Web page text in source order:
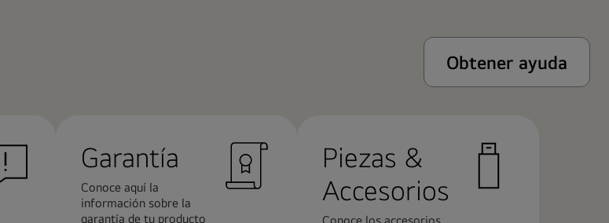
Obtener ayuda
Garantía
Conoce aquí la
información sobre la
garantía de tu producto
Piezas &
Accesorios